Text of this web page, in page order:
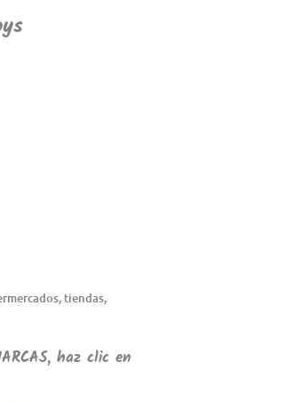
tiendas,
, haz clic en